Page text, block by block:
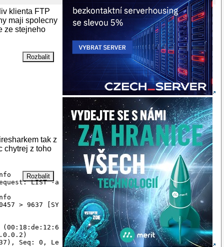
klienta FTP
maji spolecny
ze stejneho
tak z
chytrej z toho
LIST -a
> 9637 [SYN] Seq=0 Len=0 MSS=1360
Seq: 0, Len: 0